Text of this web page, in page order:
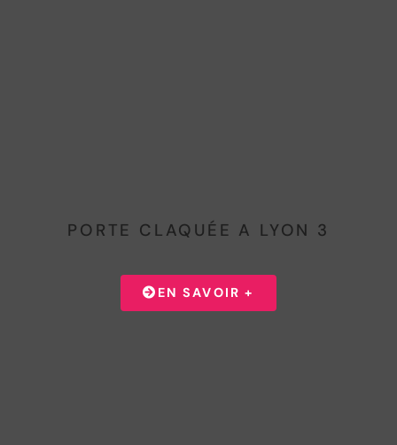
PORTE CLAQUÉE A LYON 3
EN SAVOIR +
PORTE CLAQUEE
Porte claquée à Lyon 3 ? Que vous soyez dans un